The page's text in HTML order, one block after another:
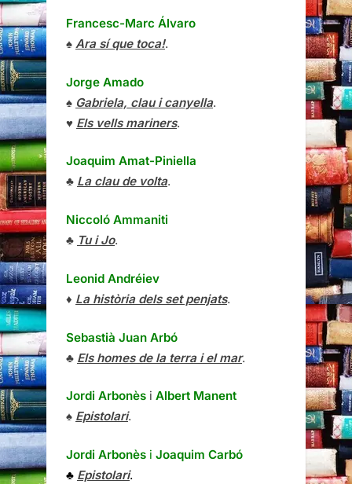
Francesc-Marc Álvaro
♠ Ara sí que toca!.
Jorge Amado
♠ Gabriela, clau i canyella.
♥ Els vells mariners.
Joaquim Amat-Piniella
♣ La clau de volta.
Niccoló Ammaniti
♣ Tu i Jo.
Leonid Andréiev
♦ La història dels set penjats.
Sebastià Juan Arbó
♣ Els homes de la terra i el mar.
Jordi Arbonès i Albert Manent
♠ Epistolari.
Jordi Arbonès i Joaquim Carbó
♣ Epistolari.